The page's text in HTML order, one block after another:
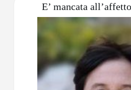
E’ mancata